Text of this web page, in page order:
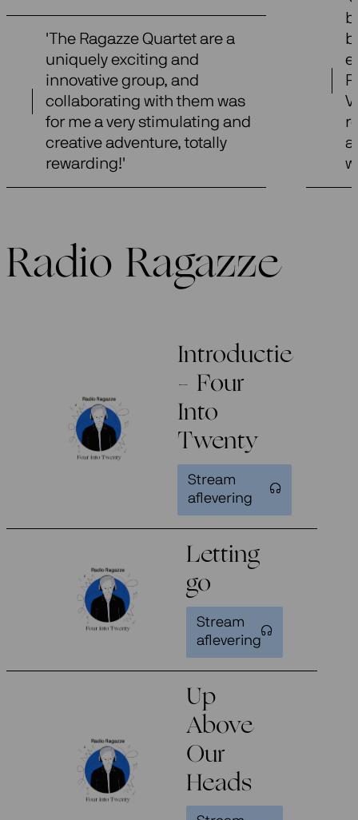
'The Ragazze Quartet are a
uniquely exciting and
innovative group, and
collaborating with them was
for me a very stimulating and
creative adventure, totally
rewarding!'
Radio Ragazze
Introductie
– Four
Into
Twenty
Stream
aflevering
Letting
go
Stream
aflevering
Up
Above
Our
Heads